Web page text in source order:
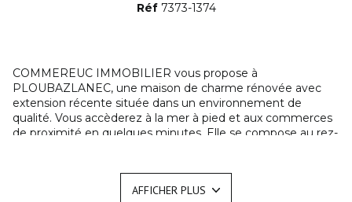
Réf 7373-1374
COMMEREUC IMMOBILIER vous propose à
PLOUBAZLANEC, une maison de charme rénovée avec
extension récente située dans un environnement de
qualité. Vous accèderez à la mer à pied et aux commerces
de proximité en quelques minutes. Elle se compose au rez-
une chambre spacieuse (ou bureau), une salle d'eau-
buanderie, WC et atelier. L'étage se divise en trois
AFFICHER PLUS